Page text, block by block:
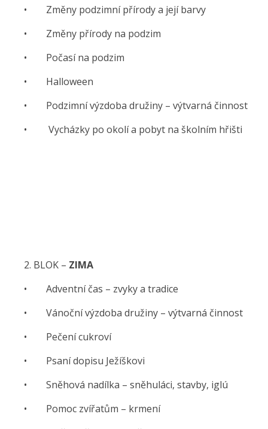
• Změny podzimní přírody a její barvy
• Změny přírody na podzim
• Počasí na podzim
• Halloween
• Podzimní výzdoba družiny – výtvarná činnost
• Vycházky po okolí a pobyt na školním hřišti
2. BLOK – ZIMA
• Adventní čas – zvyky a tradice
• Vánoční výzdoba družiny – výtvarná činnost
• Pečení cukroví
• Psaní dopisu Ježíškovi
• Sněhová nadílka – sněhuláci, stavby, iglú
• Pomoc zvířatům – krmení